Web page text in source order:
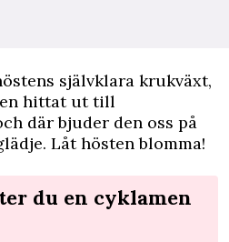
självklara krukväxt,
hittat ut till
där bjuder den oss på
Låt hösten blomma!
du en cyklamen